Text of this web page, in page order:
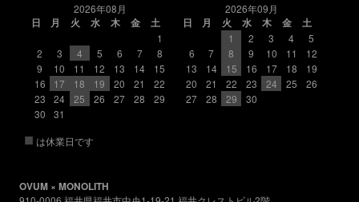
2026年08月
日
月 火 水 木 金
土
1
2
3 4 5 6 7
8
9
10 11 12 13 14
15
16
17 18 19 20 21
22
23
24 25 26 27 28
29
30
31
2026年09月
日
月 火 水 木 金
土
1
2 3 4
5
6
7 8 9 10 11
12
13
14 15 16 17 18
19
20
21 22 23 24 25
26
27
28 29 30
■ は休業日です
OVUM × MONOLITH